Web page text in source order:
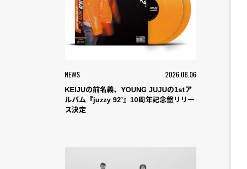
NEWS 2026.08.06
KEIJUの前名義、YOUNG JUJUの1stア
ルバム『juzzy 92’』10周年記念盤リリー
ス決定